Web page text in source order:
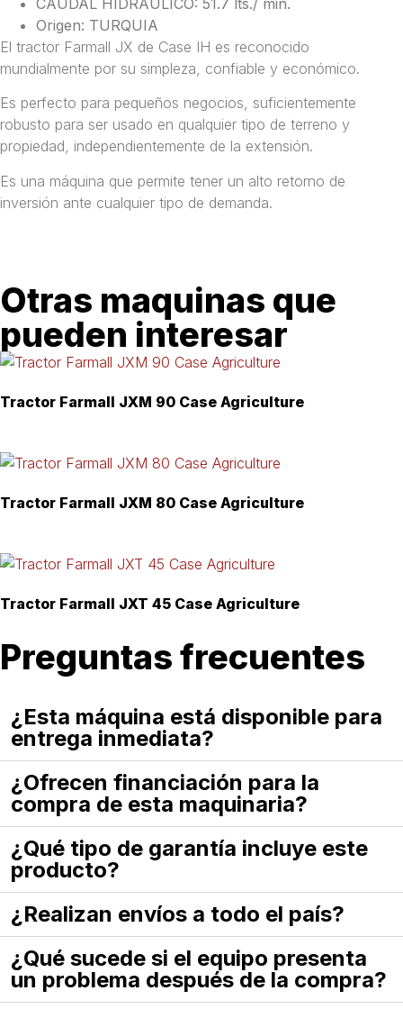
CAUDAL HIDRÁULICO: 51.7 lts./ min.
Origen: TURQUIA
El tractor Farmall JX de Case IH es reconocido
mundialmente por su simpleza, confiable y económico.
Es perfecto para pequeños negocios, suficientemente
robusto para ser usado en qualquier tipo de terreno y
propiedad, independientemente de la extensión.
Es una máquina que permite tener un alto retorno de
inversión ante cualquier tipo de demanda.
Otras maquinas que
pueden interesar
Tractor Farmall JXM 90 Case Agriculture
Tractor Farmall JXM 80 Case Agriculture
Tractor Farmall JXT 45 Case Agriculture
Preguntas frecuentes
¿Esta máquina está disponible para
entrega inmediata?
¿Ofrecen financiación para la
compra de esta maquinaria?
¿Qué tipo de garantía incluye este
producto?
¿Realizan envíos a todo el país?
¿Qué sucede si el equipo presenta
un problema después de la compra?